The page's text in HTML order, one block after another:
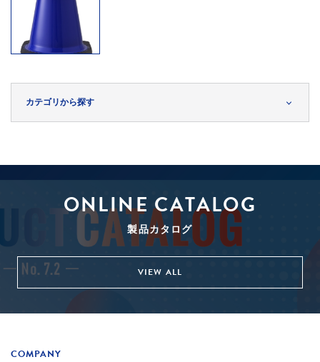
カテゴリから探す
ONLINE CATALOG
製品カタログ
VIEW ALL
COMPANY